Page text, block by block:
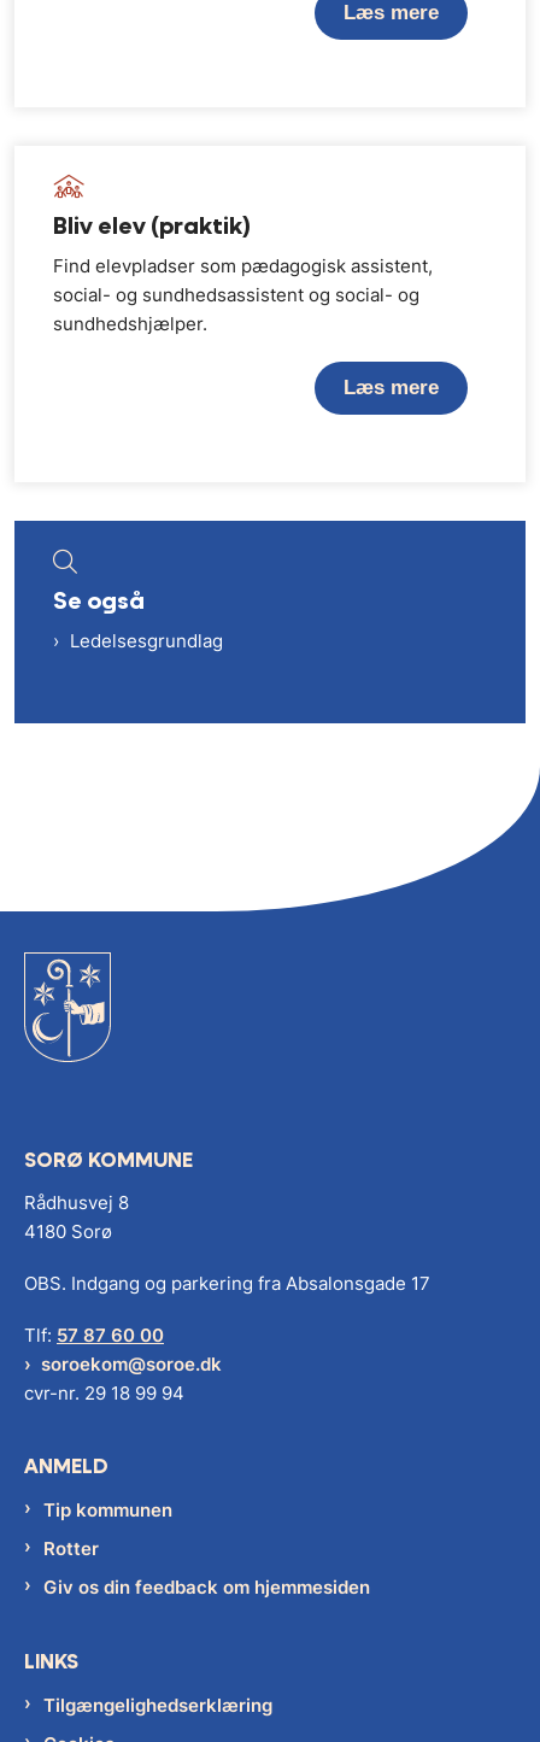
Læs mere
Bliv elev (praktik)
Find elevpladser som pædagogisk assistent,
social- og sundhedsassistent og social- og
sundhedshjælper.
Læs mere
Se også
Ledelsesgrundlag
SORØ KOMMUNE
Rådhusvej 8
4180 Sorø
OBS. Indgang og parkering fra Absalonsgade 17
Tlf: 57 87 60 00
soroekom@soroe.dk
cvr-nr. 29 18 99 94
ANMELD
Tip kommunen
Rotter
Giv os din feedback om hjemmesiden
LINKS
Tilgængelighedserklæring